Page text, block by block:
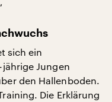
sich ein
jährige Jungen
den Hallenboden.
Die Erklärung